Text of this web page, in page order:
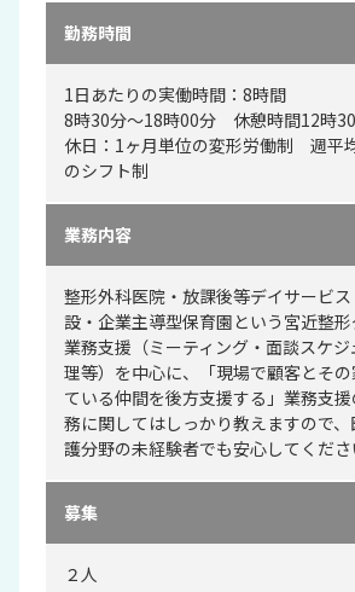
勤務時間
1日あたりの実働時間：8時間
8時30分～18時00分 休憩時間12時
休日：1ヶ月単位の変形労働制 週平
のシフト制
業務内容
整形外科医院・放課後等デイサービ
設・企業主導型保育園という宮近整
業務支援（ミーティング・面談スケ
理等）を中心に、「現場で顧客とそ
ている仲間を後方支援する」業務支
務に関してはしっかり教えますので
護分野の未経験者でも安心してくださ
募集
２人